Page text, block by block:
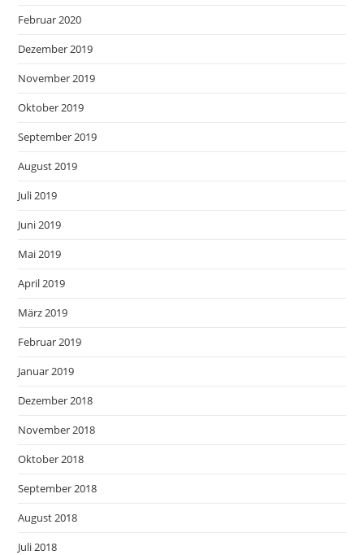
Februar 2020
Dezember 2019
November 2019
Oktober 2019
September 2019
August 2019
Juli 2019
Juni 2019
Mai 2019
April 2019
März 2019
Februar 2019
Januar 2019
Dezember 2018
November 2018
Oktober 2018
September 2018
August 2018
Juli 2018